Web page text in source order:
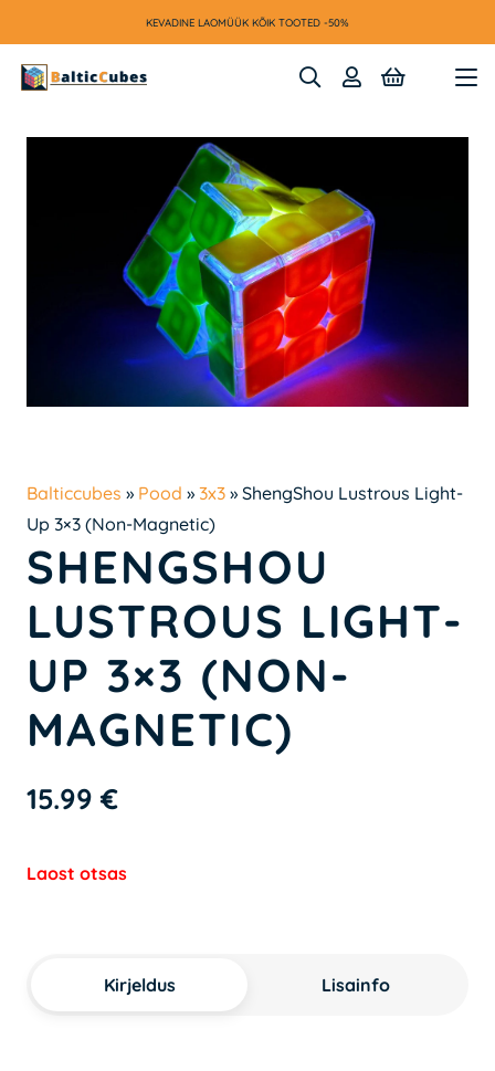
KEVADINE LAOMÜÜK KÕIK TOOTED -50%
Balticcubes » Pood » 3x3 » ShengShou Lustrous Light-
Up 3×3 (Non-Magnetic)
SHENGSHOU
LUSTROUS LIGHT-
UP 3×3 (NON-
MAGNETIC)
15.99€
Laost otsas
Kirjeldus Lisainfo